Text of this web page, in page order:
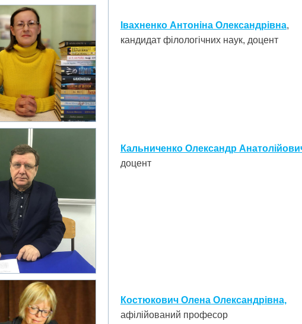
Івахненко Антоніна Олександрівна,
кандидат філологічних наук, доцент
Кальниченко Олександр
доцент
Костюкович Олена Олександрівна,
афілійований професор